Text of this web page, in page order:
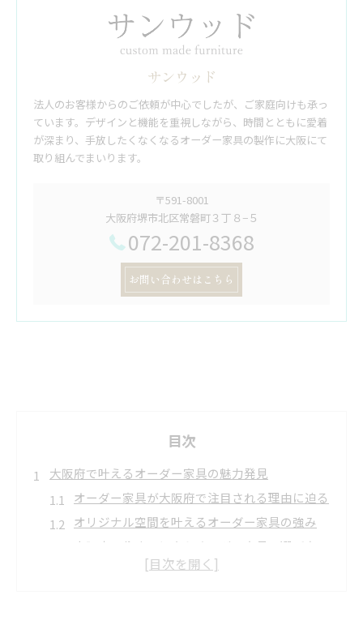
サンウッド
法人のお客様からのご依頼が中心でしたが、ご家庭向けも承っ
ています。デザインと機能を重視しながら、時間とともに愛着
が深まり、手放したくなくなるオーダー家具の製作に大阪にて
取り組んでまいります。
〒591-8001
大阪府堺市北区常磐町３丁８−５
072-201-8368
お問い合わせはこちら
目次
大阪府で叶えるオーダー家具の魅力発見
オーダー家具が大阪府で注目される理由に迫る
オリジナル空間を叶えるオーダー家具の強み
大阪府の住まいに合うオーダー家具の選び方
オーダー家具で感じる暮らしの変化と満足感